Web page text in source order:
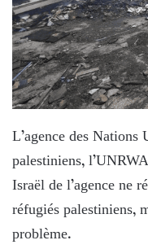
L’agence des
palestiniens,
Israël de l’agence ne
réfugiés palestiniens,
problème.